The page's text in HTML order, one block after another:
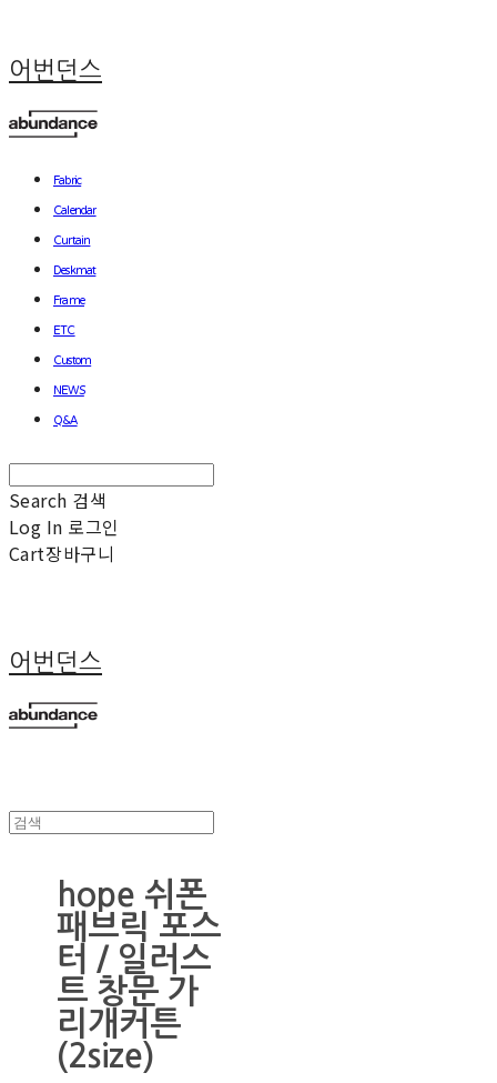
어번던스
Fabric
Calendar
Curtain
Deskmat
Frame
ETC
Custom
NEWS
Q&A
Search 검색
Log In 로그인
Cart장바구니
어번던스
hope 쉬폰
패브릭 포스
터 / 일러스
트 창문 가
리개커튼
(2size)